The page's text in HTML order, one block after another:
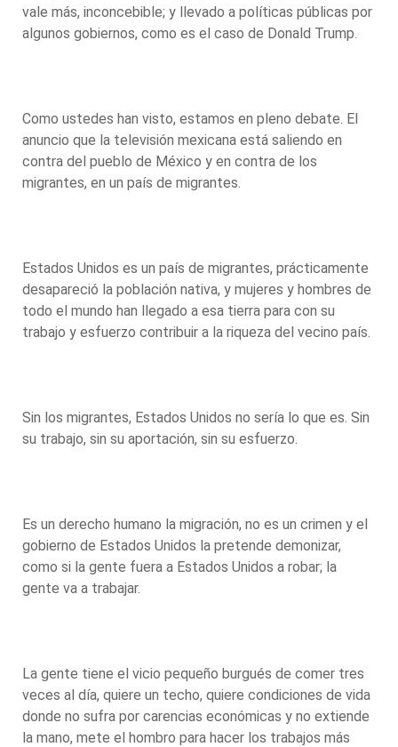
vale más, inconcebible; y llevado a políticas públicas por
algunos gobiernos, como es el caso de Donald Trump.
Como ustedes han visto, estamos en pleno debate. El
anuncio que la televisión mexicana está saliendo en
contra del pueblo de México y en contra de los
migrantes, en un país de migrantes.
Estados Unidos es un país de migrantes, prácticamente
desapareció la población nativa, y mujeres y hombres de
todo el mundo han llegado a esa tierra para con su
trabajo y esfuerzo contribuir a la riqueza del vecino país.
Sin los migrantes, Estados Unidos no sería lo que es. Sin
su trabajo, sin su aportación, sin su esfuerzo.
Es un derecho humano la migración, no es un crimen y el
gobierno de Estados Unidos la pretende demonizar,
como si la gente fuera a Estados Unidos a robar; la
gente va a trabajar.
La gente tiene el vicio pequeño burgués de comer tres
veces al día, quiere un techo, quiere condiciones de vida
donde no sufra por carencias económicas y no extiende
la mano, mete el hombro para hacer los trabajos más